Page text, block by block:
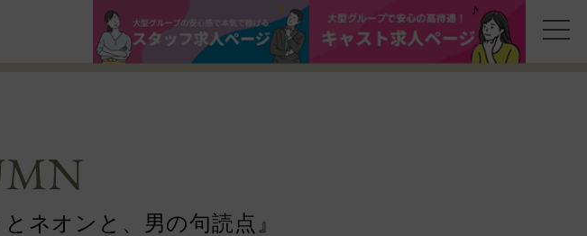
ネオンと、男の句読点』